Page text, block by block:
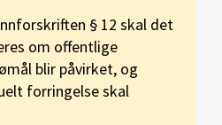
§ 12 skal det
om offentlige
blir påvirket, og
forringelse skal